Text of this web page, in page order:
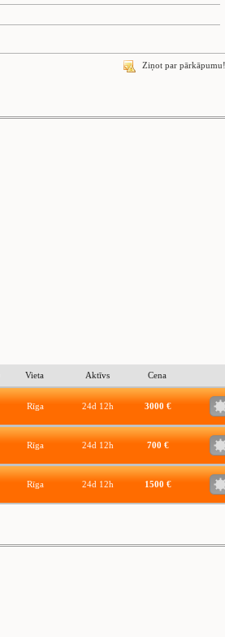
Ziņot par pārkāpumu!
Vieta Aktīvs Cena
Rīga 24d 12h 3000 €
Rīga 24d 12h 700 €
Rīga 24d 12h 1500 €